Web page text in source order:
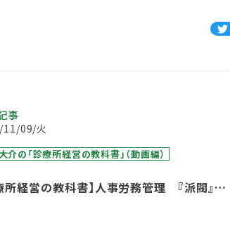
事
11/09/火
介の「診療所経営の教科書」（動画編）
所経営の教科書】人事労務管理 『派閥』が